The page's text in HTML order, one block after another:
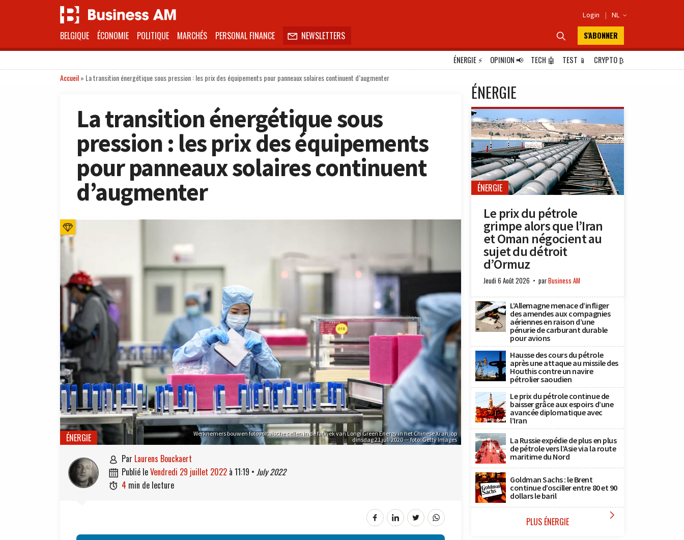
Login | NL 
BELGIQUE ÉCONOMIE POLITIQUE MARCHÉS PERSONAL FINANCE  NEWSLETTERS  S'ABONNER
ÉNERGIE⚡ OPINION📢 TECH 🤖 TEST 📱 CRYPTO₿
Accueil» La transition énergétique sous pression : les prix des équipements pour panneaux solaires continuent d’augmenter
La transition énergétique sous
pression : les prix des équipements
pour panneaux solaires continuent
d’augmenter
Werknemers bouwen fotovoltaïsche cellen in de fabriek van Longi Green Energy in het Chinese Xi’an, op
dinsdag 21 juli 2020 — foto: Getty Images
ÉNERGIE
 par Laurens Bouckaert
 publié le vendredi 29 juillet 2022 à 11:19 • July 2022
 4 min de lecture
ÉNERGIE
ÉNERGIE
Le prix du pétrole
grimpe alors que l’Iran
et Oman négocient au
sujet du détroit
d’Ormuz
Jeudi 6 Août 2026 parBusiness AM
L’Allemagne menace d’infliger
des amendes aux compagnies
aériennes en raison d’une
pénurie de carburant durable
pour avions
Hausse des cours du pétrole
après une attaque au missile des
Houthis contre un navire
pétrolier saoudien
Le prix du pétrole continue de
baisser grâce aux espoirs d’une
avancée diplomatique avec
l’Iran
La Russie expédie de plus en plus
de pétrole vers l’Asie via la route
maritime du Nord
Goldman Sachs : le Brent
continue d’osciller entre 80 et 90
dollars le baril
PLUS ÉNERGIE 